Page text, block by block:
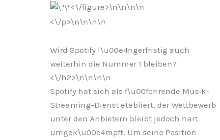
<\/figure>\n\n\n\n
<\/p>\n\n\n\n
Wird Spotify l\u00e4ngerfristig auch
weiterhin die Nummer 1 bleiben?
<\/h2>\n\n\n\n
Spotify hat sich als f\u00fchrende Musik-
Streaming-Dienst etabliert, der Wettbewerb
unter den Anbietern bleibt jedoch hart
umgek\u00e4mpft. Um seine Position